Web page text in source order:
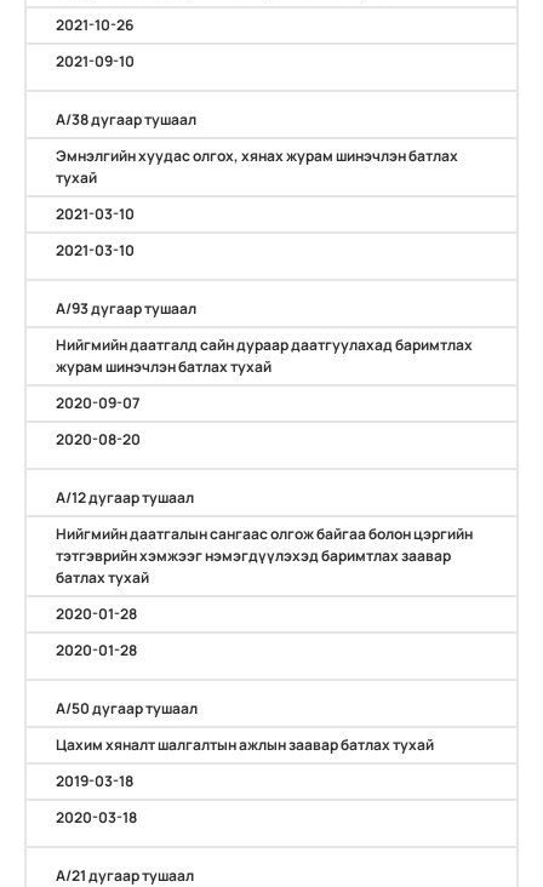
2021-10-26
2021-09-10
А/38 дугаар тушаал
Эмнэлгийн хуудас олгох, хянах журам шинэчлэн батлах
тухай
2021-03-10
2021-03-10
А/93 дугаар тушаал
Нийгмийн даатгалд сайн дураар даатгуулахад баримтлах
журам шинэчлэн батлах тухай
2020-09-07
2020-08-20
А/12 дугаар тушаал
Нийгмийн даатгалын сангаас олгож байгаа болон цэргийн
тэтгэврийн хэмжээг нэмэгдүүлэхэд баримтлах заавар
батлах тухай
2020-01-28
2020-01-28
А/50 дугаар тушаал
Цахим хяналт шалгалтын ажлын заавар батлах тухай
2019-03-18
2020-03-18
А/21 дугаар тушаал